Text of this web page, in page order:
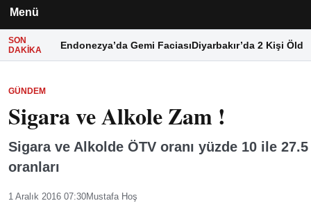
Menü
SON
DAKIKA
Endonezya’da Gemi FaciasıDiyarbakır’da 2 Kişi Öldü
GÜNDEM
Sigara ve Alkole Zam !
Sigara ve Alkolde ÖTV oranı yüzde 10 ile 27.5
oranları
1 Aralık 2016 07:30Mustafa Hoş